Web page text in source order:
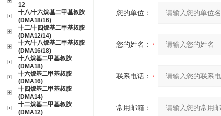
12
十八/十六烷基二甲基叔胺
(DMA18/16)
十二/十四烷基二甲基叔胺
(DMA12/14)
十六/十八烷基二甲基叔胺
(DMA16/18)
十八烷基二甲基叔胺
(DMA18)
十六烷基二甲基叔胺
(DMA16)
十四烷基二甲基叔胺
(DMA14)
十二烷基二甲基叔胺
(DMA12)
您的单位：
您的姓名：
联系电话：
常用邮箱：